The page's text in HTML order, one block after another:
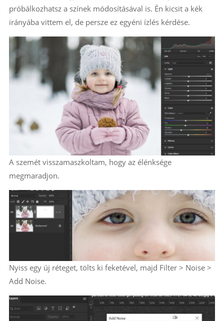
próbálkozhatsz a színek módosításával is. Én kicsit a kék
irányába vittem el, de persze ez egyéni ízlés kérdése.
A szemét visszamaszkoltam, hogy az élénksége
megmaradjon.
Nyiss egy új réteget, tölts ki feketével, majd Filter > Noise >
Add Noise.